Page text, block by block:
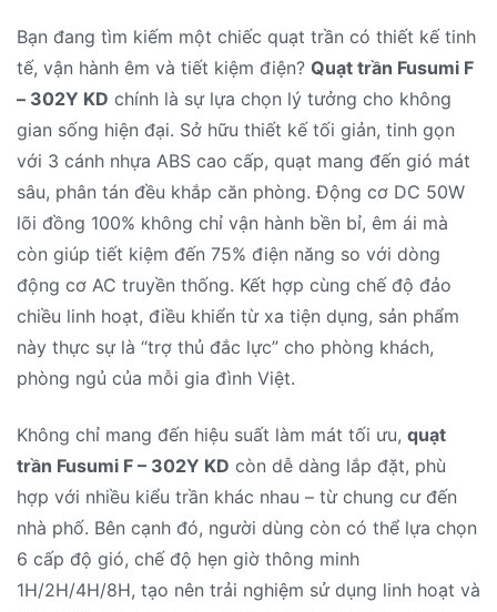
Bạn đang tìm kiếm một chiếc quạt trần có thiết kế tinh
tế, vận hành êm và tiết kiệm điện? Quạt trần Fusumi F
– 302Y KD chính là sự lựa chọn lý tưởng cho không
gian sống hiện đại. Sở hữu thiết kế tối giản, tinh gọn
với 3 cánh nhựa ABS cao cấp, quạt mang đến gió mát
sâu, phân tán đều khắp căn phòng. Động cơ DC 50W
lõi đồng 100% không chỉ vận hành bền bỉ, êm ái mà
còn giúp tiết kiệm đến 75% điện năng so với dòng
động cơ AC truyền thống. Kết hợp cùng chế độ đảo
chiều linh hoạt, điều khiển từ xa tiện dụng, sản phẩm
này thực sự là “trợ thủ đắc lực” cho phòng khách,
phòng ngủ của mỗi gia đình Việt.
Không chỉ mang đến hiệu suất làm mát tối ưu, quạt
trần Fusumi F – 302Y KD còn dễ dàng lắp đặt, phù
hợp với nhiều kiểu trần khác nhau – từ chung cư đến
nhà phố. Bên cạnh đó, người dùng còn có thể lựa chọn
6 cấp độ gió, chế độ hẹn giờ thông minh
1H/2H/4H/8H, tạo nên trải nghiệm sử dụng linh hoạt và